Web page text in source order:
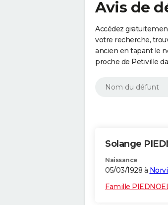
Avis de
Accédez
votre recherche,
ancien en tapant le
proche de Petiville
Solange
Naissance
05/03/1928 à
Famille